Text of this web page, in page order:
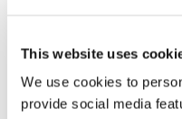
This website uses
We use cookies to
provide social media
Köp